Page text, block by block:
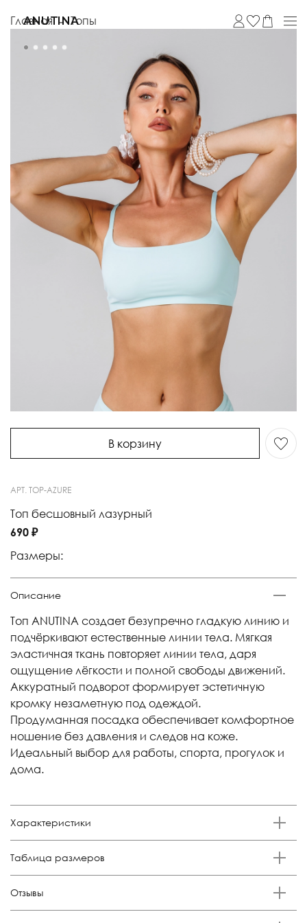
ANUTINA
Главная Топы
Топ бесшовный лазурный
690 ₽
Размеры:
АРТ. TOP-AZURE
В корзину
Описание
Топ ANUTINA создает безупречно гладкую линию и
подчёркивают естественные линии тела. Мягкая
эластичная ткань повторяет линии тела, даря
ощущение лёгкости и полной свободы движений.
Аккуратный подворот формирует эстетичную
кромку незаметную под одеждой.
Продуманная посадка обеспечивает комфортное
ношение без давления и следов на коже.
Идеальный выбор для работы, спорта, прогулок и
дома.
Характеристики
Anutina
85% п/а, 15% эластан
Таблица размеров
XS 38-40 84-88
Отзывы